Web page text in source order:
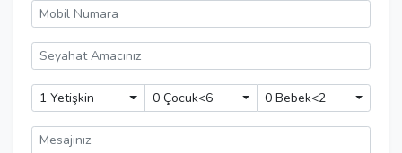
1 Yetişkin 0 Çocuk<6 0 Bebek<2